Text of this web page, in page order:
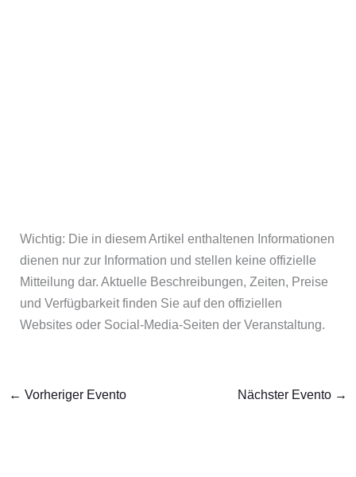
Wichtig: Die in diesem Artikel enthaltenen Informationen
dienen nur zur Information und stellen keine offizielle
Mitteilung dar. Aktuelle Beschreibungen, Zeiten, Preise
und Verfügbarkeit finden Sie auf den offiziellen
Websites oder Social-Media-Seiten der Veranstaltung.
← Vorheriger Evento Nächster Evento →